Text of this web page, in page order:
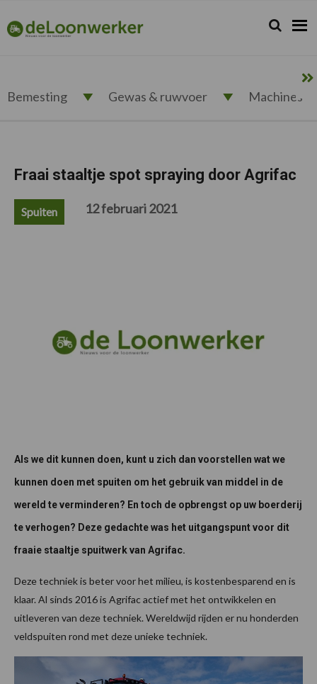
de
hoofdnavigatie
de
hoofd
de
eerste
de
voettekst
deloonwerker.nl Zoeken...
Zoek
Bemesting Gewas & ruwvoer Machines
Fraai staaltje spot spraying door Agrifac
Spuiten 12 februari 2021
Als we dit kunnen doen, kunt u zich dan voorstellen wat we
kunnen doen met spuiten om het gebruik van middel in de
wereld te verminderen? En toch de opbrengst op uw boerderij
te verhogen? Deze gedachte was het uitgangspunt voor dit
fraaie staaltje spuitwerk van Agrifac.
Deze techniek is beter voor het milieu, is kostenbesparend en is
klaar. Al sinds 2016 is Agrifac actief met het ontwikkelen en
uitleveren van deze techniek. Wereldwijd rijden er nu honderden
veldspuiten rond met deze unieke techniek.